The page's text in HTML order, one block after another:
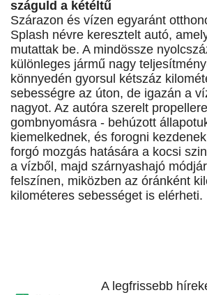
száguld a kétéltű
Szárazon és vízen egyaránt
Splash névre keresztelt autó,
mutattak be. A mindössze
különleges jármű nagy
könnyedén gyorsul kétszáz
sebességre az úton, de igazán a
nagyot. Az autóra szerelt
gombnyomásra - behúzott
kiemelkednek, és forogni
forgó mozgás hatására a kocsi
a vízből, majd szárnyashajó
felszínen, miközben az óránként
kilométeres sebességet is elérheti.
A legfrissebb